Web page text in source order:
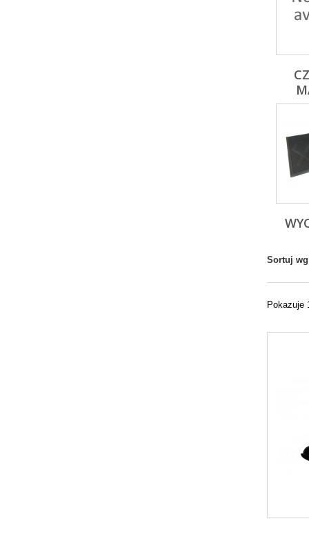
Sortuj wg
Pokazuje